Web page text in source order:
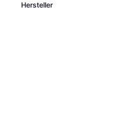
Hersteller